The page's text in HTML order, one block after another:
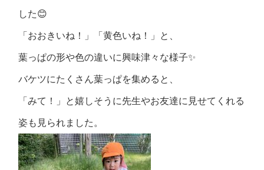
した😊
「おおきいね！」「黄色いね！」と、
葉っぱの形や色の違いに興味津々な様子✨
バケツにたくさん葉っぱを集めると、
「みて！」と嬉しそうに先生やお友達に見せてくれる
姿も見られました。